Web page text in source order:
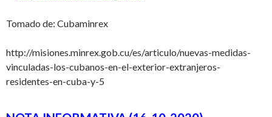
Tomado de: Cubaminrex
http://misiones.minrex.gob.cu/es/articulo/nuevas-medidas-
vinculadas-los-cubanos-en-el-exterior-extranjeros-
residentes-en-cuba-y-5